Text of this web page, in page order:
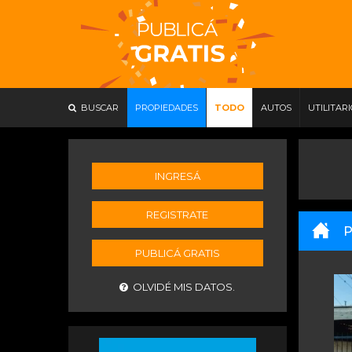
BUSCAR PROPIEDADES TODO AUTOS
INGRESÁ
REGISTRATE
PUBLICÁ GRATIS
OLVIDÉ MIS DATOS.